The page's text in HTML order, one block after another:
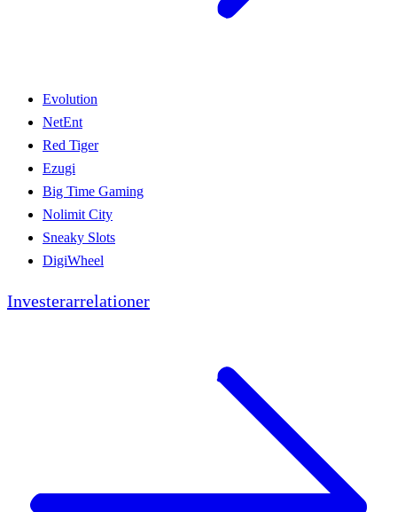
Evolution
NetEnt
Red Tiger
Ezugi
Big Time Gaming
Nolimit City
Sneaky Slots
DigiWheel
Investerarrelationer